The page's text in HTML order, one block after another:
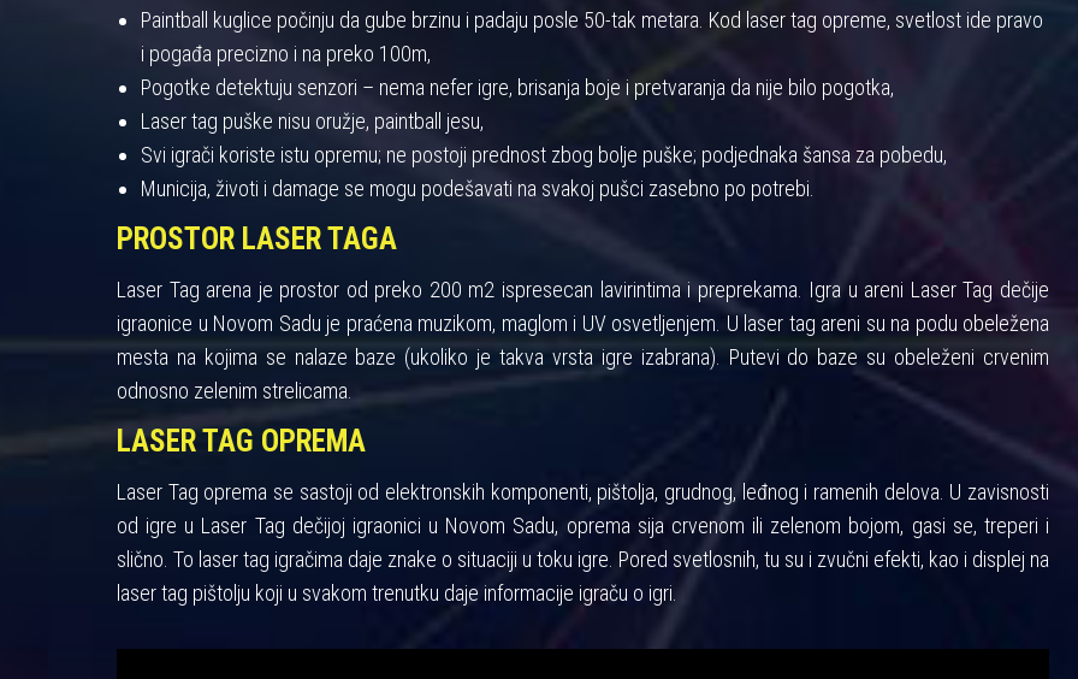
Paintball kuglice počinju da gube brzinu i padaju posle 50-tak metara. Kod laser tag opreme, svetlost ide pravo
i pogađa precizno i na preko 100m,
Pogotke detektuju senzori – nema nefer igre, brisanja boje i pretvaranja da nije bilo pogotka,
Laser tag puške nisu oružje, paintball jesu,
Svi igrači koriste istu opremu; ne postoji prednost zbog bolje puške; podjednaka šansa za pobedu,
Municija, životi i damage se mogu podešavati na svakoj pušci zasebno po potrebi.
PROSTOR LASER TAGA
Laser Tag arena je prostor od preko 200 m2 ispresecan lavirintima i preprekama. Igra u areni Laser Tag dečije
igraonice u Novom Sadu je praćena muzikom, maglom i UV osvetljenjem. U laser tag areni su na podu obeležena
mesta na kojima se nalaze baze (ukoliko je takva vrsta igre izabrana). Putevi do baze su obeleženi crvenim
odnosno zelenim strelicama.
LASER TAG OPREMA
Laser Tag oprema se sastoji od elektronskih komponenti, pištolja, grudnog, leđnog i ramenih delova. U zavisnosti
od igre u Laser Tag dečijoj igraonici u Novom Sadu, oprema sija crvenom ili zelenom bojom, gasi se, treperi i
slično. To laser tag igračima daje znake o situaciji u toku igre. Pored svetlosnih, tu su i zvučni efekti, kao i displej na
laser tag pištolju koji u svakom trenutku daje informacije igraču o igri.